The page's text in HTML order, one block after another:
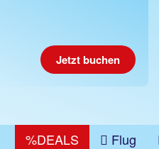
Jetzt buchen
%DEALS Flug